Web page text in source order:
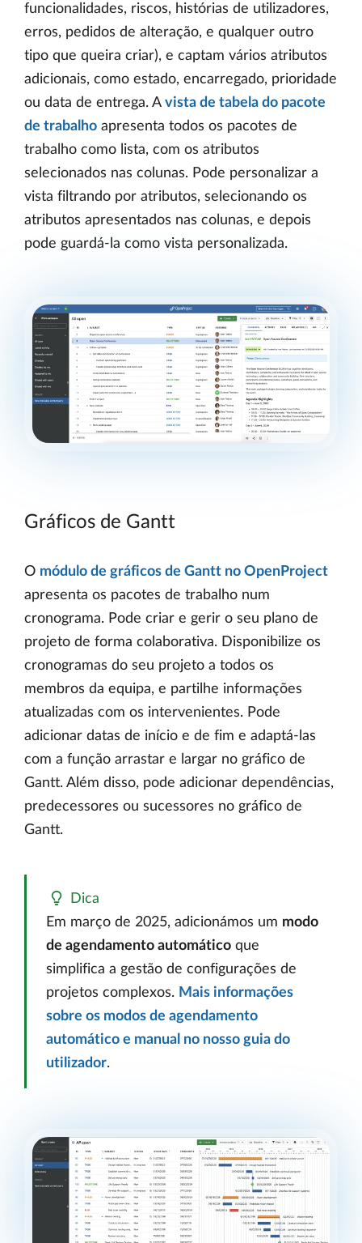
funcionalidades, riscos, histórias de utilizadores,
erros, pedidos de alteração, e qualquer outro
tipo que queira criar), e captam vários atributos
adicionais, como estado, encarregado, prioridade
ou data de entrega. A vista de tabela do pacote
de trabalho apresenta todos os pacotes de
trabalho como lista, com os atributos
selecionados nas colunas. Pode personalizar a
vista filtrando por atributos, selecionando os
atributos apresentados nas colunas, e depois
pode guardá-la como vista personalizada.
Gráficos de Gantt
O módulo de gráficos de Gantt no OpenProject
apresenta os pacotes de trabalho num
cronograma. Pode criar e gerir o seu plano de
projeto de forma colaborativa. Disponibilize os
cronogramas do seu projeto a todos os
membros da equipa, e partilhe informações
atualizadas com os intervenientes. Pode
adicionar datas de início e de fim e adaptá-las
com a função arrastar e largar no gráfico de
Gantt. Além disso, pode adicionar dependências,
predecessores ou sucessores no gráfico de
Gantt.
Dica
Em março de 2025, adicionámos um modo
de agendamento automático que
simplifica a gestão de configurações de
projetos complexos. Mais informações
sobre os modos de agendamento
automático e manual no nosso guia do
utilizador.